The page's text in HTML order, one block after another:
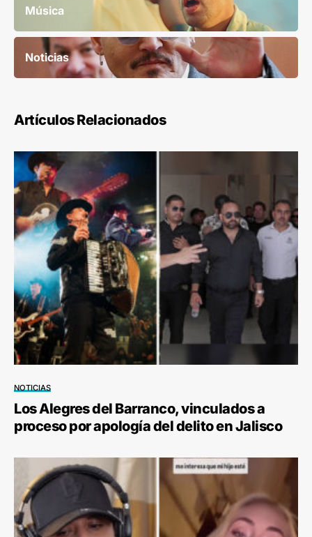
Música
Noticias
Artículos Relacionados
NOTICIAS
Los Alegres del Barranco, vinculados a
proceso por apología del delito en Jalisco